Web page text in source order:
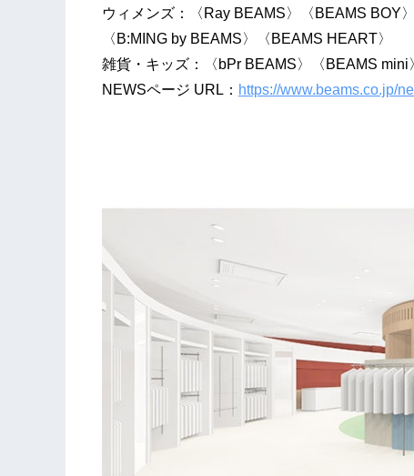
ウィメンズ：〈Ray BEAMS〉〈BEAMS BOY
〈B:MING by BEAMS〉〈BEAMS HEART〉
雑貨・キッズ：〈bPr BEAMS〉〈BEAMS mini
NEWSページ URL： https://www.beams.co.jp/